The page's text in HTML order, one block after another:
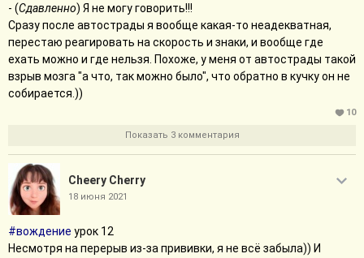
- (Сдавленно) Я не могу говорить!!!
Сразу после автострады я вообще какая-то неадекватная,
перестаю реагировать на скорость и знаки, и вообще где
ехать можно и где нельзя. Похоже, у меня от автострады такой
взрыв мозга "а что, так можно было", что обратно в кучку он не
собирается.))
10
Показать 3 комментария
Cheery Cherry
18 июня 2021
#вождение урок 12
Несмотря на перерыв из-за прививки, я не всё забыла)) И